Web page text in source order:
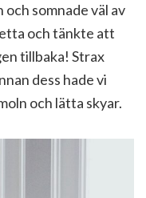
och somnade väl av
och tänkte att
tillbaka! Strax
dess hade vi
och lätta skyar.